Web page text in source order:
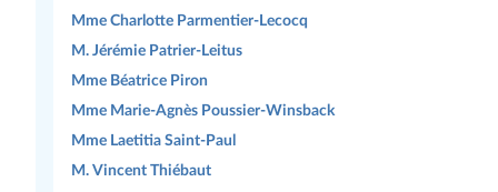
Mme Charlotte Parmentier-Lecocq
M. Jérémie Patrier-Leitus
Mme Béatrice Piron
Mme Marie-Agnès Poussier-Winsback
Mme Laetitia Saint-Paul
M. Vincent Thiébaut